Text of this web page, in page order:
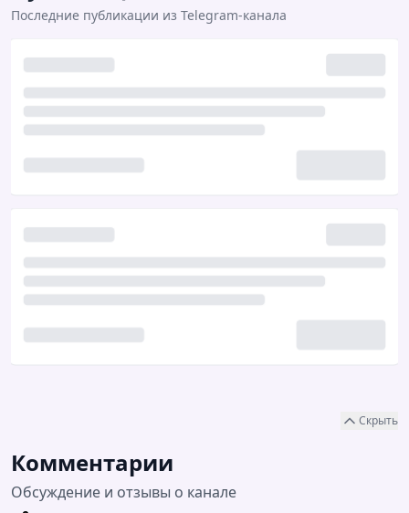
Скрыть
Комментарии
Обсуждение и отзывы о канале
Последние публикации из Telegram-канала